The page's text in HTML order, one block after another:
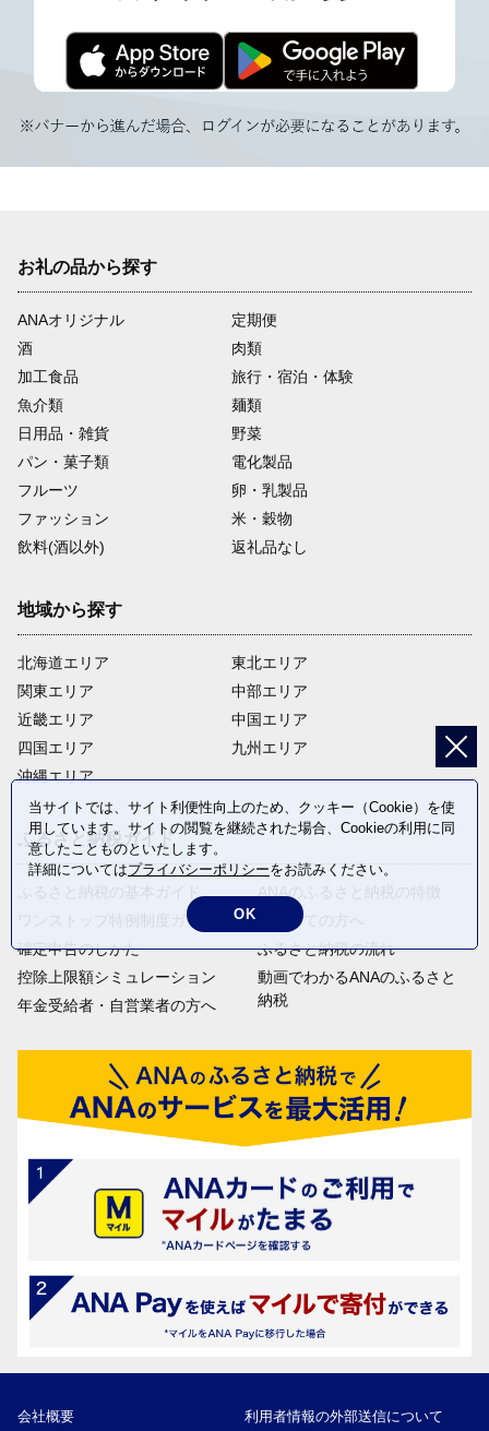
お礼の品から探す
ANAオリジナル
定期便
酒
肉類
加工食品
旅行・宿泊・体験
魚介類
麺類
日用品・雑貨
野菜
パン・菓子類
電化製品
フルーツ
卵・乳製品
ファッション
米・穀物
飲料(酒以外)
返礼品なし
地域から探す
北海道エリア
関東エリア
近畿エリア
四国エリア
沖縄エリア
東北エリア
中部エリア
中国エリア
九州エリア
ふるさと納税ガイド
ふるさと納税の基本ガイド
ワンストップ特例制度ガイド
確定申告のしかた
控除上限額シミュレーション
年金受給者・自営業者の方へ
ANAのふるさと納税の特徴
はじめての方へ
ふるさと納税の流れ
動画でわかるANAのふるさと
納税
会社概要 利用者情報の外部送信について
当サイトでは、サイト利便性向上のため、クッキー（Cookie）を使
用しています。サイトの閲覧を継続された場合、Cookieの利用に同
意したことものといたします。
詳細についてはプライバシーポリシーをお読みください。
OK